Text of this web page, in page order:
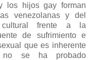
los hijos gay forman
venezolanas y del
frente a la
de sufrimiento e
que es inherente
se ha probado